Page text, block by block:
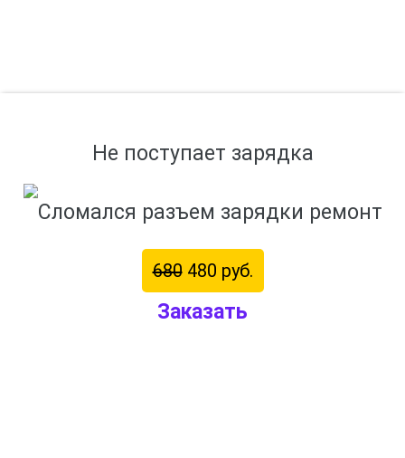
Не поступает зарядка
680480 руб.
Заказать